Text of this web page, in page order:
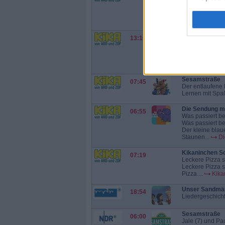
Fluggerät und
13:10
Triff...
Queen
07:45
Sesamstraße
Der entlaufene
Lernen mit
06:55
Die Sendung
Was passiert
Was passiert
Der kleine
Staunen...
07:19
Kikaninchen
Leckere Pizza
Leckere Pizza
Pizza....
18:54
Unser
06:00
Sesamstraße
Jale (7) und